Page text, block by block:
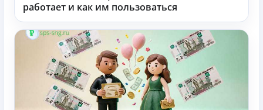
работает и как им пользоваться